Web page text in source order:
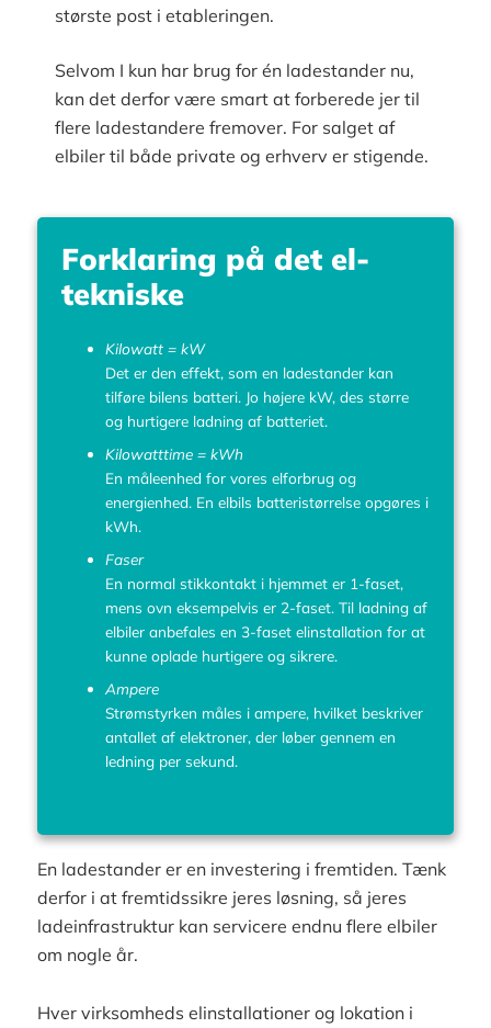
største post i etableringen.
Selvom I kun har brug for én ladestander nu,
kan det derfor være smart at forberede jer til
flere ladestandere fremover. For salget af
elbiler til både private og erhverv er stigende.
Forklaring på det el-
tekniske
Kilowatt = kW
Det er den effekt, som en ladestander kan
tilføre bilens batteri. Jo højere kW, des større
og hurtigere ladning af batteriet.
Kilowatttime = kWh
En måleenhed for vores elforbrug og
energienhed. En elbils batteristørrelse opgøres i
kWh.
Faser
En normal stikkontakt i hjemmet er 1-faset,
mens ovn eksempelvis er 2-faset. Til ladning af
elbiler anbefales en 3-faset elinstallation for at
kunne oplade hurtigere og sikrere.
Ampere
Strømstyrken måles i ampere, hvilket beskriver
antallet af elektroner, der løber gennem en
ledning per sekund.
En ladestander er en investering i fremtiden. Tænk
derfor i at fremtidssikre jeres løsning, så jeres
ladeinfrastruktur kan servicere endnu flere elbiler
om nogle år.
Hver virksomheds elinstallationer og lokation i